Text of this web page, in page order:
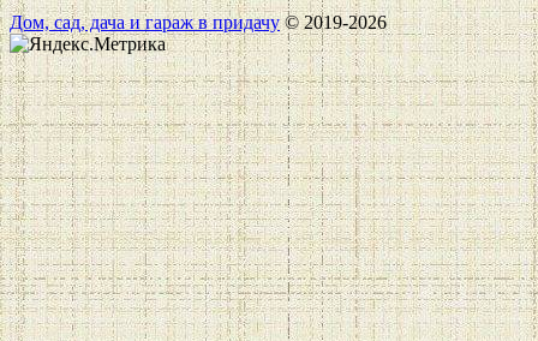
Дом, сад, дача и гараж в придачу© 2019-2026